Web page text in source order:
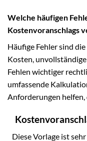
Welche häufigen
Kostenvoranschlags
Häufige Fehler sind
Kosten,
Fehlen wichtiger
umfassende
Anforderungen helfen,
Diese Vorlage ist